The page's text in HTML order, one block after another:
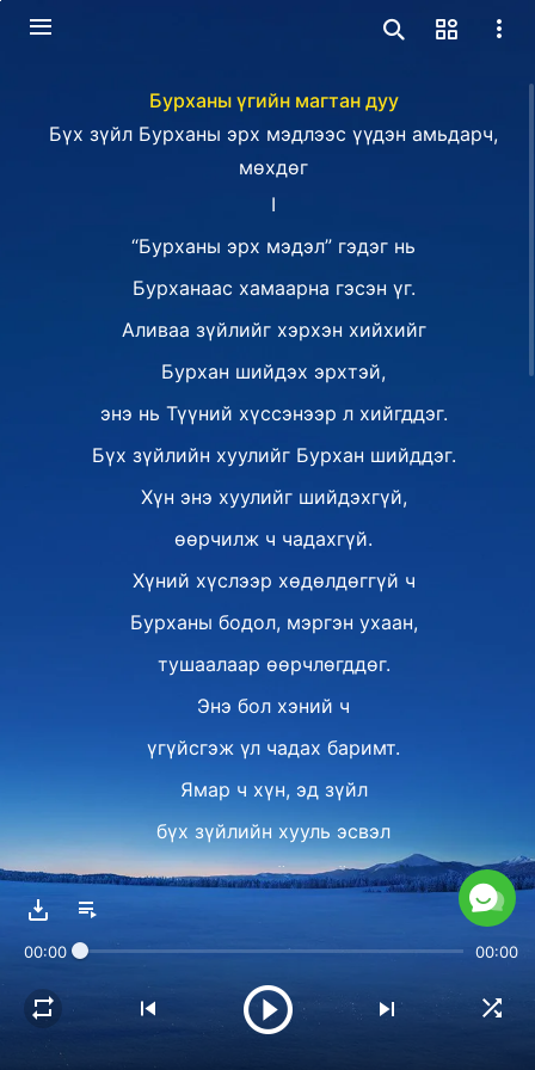
Бурханы үгийн магтан дуу
Бүх зүйл Бурханы эрх мэдлээс үүдэн амьдарч,
мөхдөг
I
“Бурханы эрх мэдэл” гэдэг нь
Бурханаас хамаарна гэсэн үг.
Аливаа зүйлийг хэрхэн хийхийг
Бурхан шийдэх эрхтэй,
энэ нь Түүний хүссэнээр л хийгддэг.
Бүх зүйлийн хуулийг Бурхан шийддэг.
Хүн энэ хуулийг шийдэхгүй,
өөрчилж ч чадахгүй.
Хүний хүслээр хөдөлдөггүй ч
Бурханы бодол, мэргэн ухаан,
тушаалаар өөрчлөгддөг.
Энэ бол хэний ч
үгүйсгэж үл чадах баримт.
Ямар ч хүн, эд зүйл
бүх зүйлийн хууль эсвэл
хөдөлгөөний чигийг нь
Бурханы эрх мэдлээр
тэд бий болсон бөгөөд
эрх мэдлээс нь болж мөхдөг.
00:00 00:00